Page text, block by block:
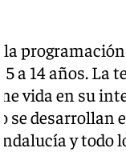
la
a 14 años. La
vida en su
se
y